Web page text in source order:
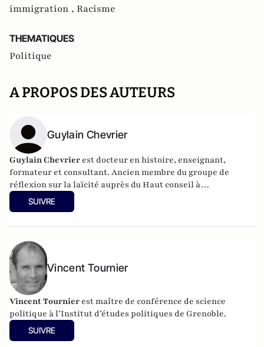
immigration , Racisme
THEMATIQUES
Politique
A PROPOS DES AUTEURS
Guylain Chevrier
Guylain Chevrier est docteur en histoire, enseignant,
formateur et consultant. Ancien membre du groupe de
réflexion sur la laïcité auprès du Haut conseil à
l’intégration. Dernier ouvrage :
travail social,
L’Harmattan, sous la direction de Guylain
SUIVRE
Vincent Tournier
Vincent Tournier est maître de conférence de science
politique à l’Institut d’études politiques de Grenoble.
SUIVRE